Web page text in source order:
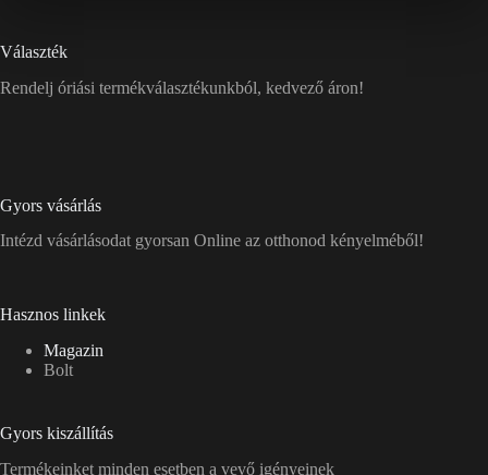
Választék
Rendelj óriási termékválasztékunkból, kedvező áron!
Gyors vásárlás
Intézd vásárlásodat gyorsan Online az otthonod kényelméből!
Hasznos linkek
Magazin
Bolt
Gyors kiszállítás
Termékeinket minden esetben a vevő igényeinek